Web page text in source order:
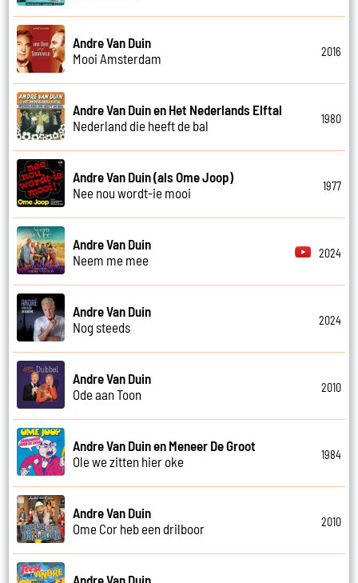
Andre Van Duin
Mooi Amsterdam
2016
Andre Van Duin en Het Nederlands Elftal
Nederland die heeft de bal
1980
Andre Van Duin (als Ome Joop)
Nee nou wordt-ie mooi
1977
Andre Van Duin
Neem me mee
2024
Andre Van Duin
Nog steeds
2024
Andre Van Duin
Ode aan Toon
2010
Andre Van Duin en Meneer De Groot
Ole we zitten hier oke
1984
Andre Van Duin
Ome Cor heb een drilboor
2010
Andre Van Duin